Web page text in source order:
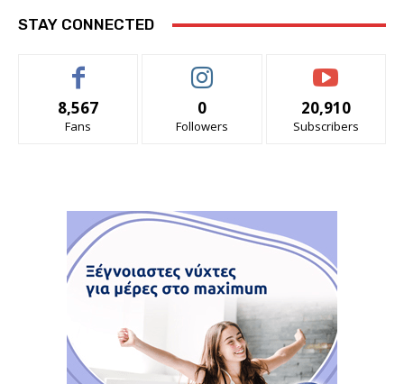
STAY CONNECTED
8,567
Fans
0
Followers
20,910
Subscribers